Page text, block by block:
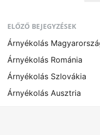
ELŐZŐ BEJEGYZÉSEK
Árnyékolás
Árnyékolás Románia
Árnyékolás Szlovákia
Árnyékolás Ausztria